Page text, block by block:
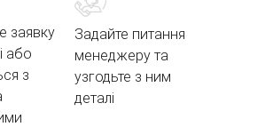
заявку
або
з
Задайте питання
менеджеру та
узгодьте з ним
деталі